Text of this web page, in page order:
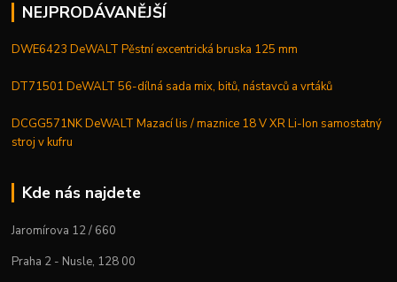
NEJPRODÁVANĚJŠÍ
DWE6423 DeWALT Pěstní excentrická bruska 125 mm
DT71501 DeWALT 56-dílná sada mix, bitů, nástavců a vrtáků
DCGG571NK DeWALT Mazací lis / maznice 18 V XR Li-Ion samostatný
stroj v kufru
Kde nás najdete
Jaromírova 12 / 660
Praha 2 - Nusle, 128 00